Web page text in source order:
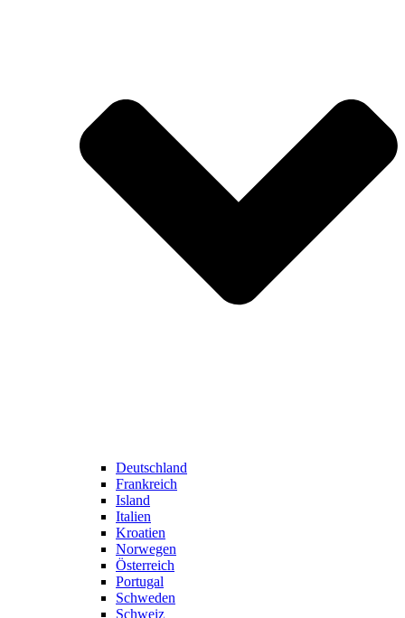
Deutschland
Frankreich
Island
Italien
Kroatien
Norwegen
Österreich
Portugal
Schweden
Schweiz